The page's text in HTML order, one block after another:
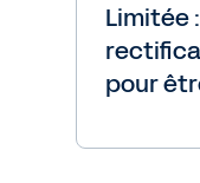
Limitée
pour